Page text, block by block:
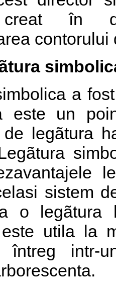
în
a
este un
de legãtura
sistem
o legãtura
este utila la
întreg intr-